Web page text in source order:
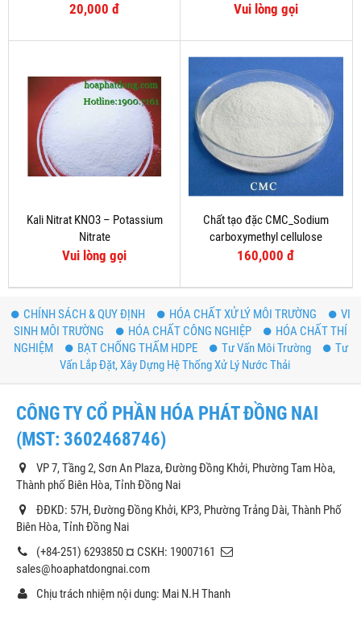
20,000 đ Vui lòng gọi
Kali Nitrat KNO3 – Potassium
Nitrate
Vui lòng gọi
Chất tạo đặc CMC_Sodium
carboxymethyl cellulose
160,000 đ
CHÍNH SÁCH & QUY ĐỊNH HÓA CHẤT XỬ LÝ MÔI TRƯỜNG
VI
SINH MÔI TRƯỜNG
HÓA CHẤT CÔNG NGHIỆP
HÓA CHẤT THÍ
NGHIỆM
BẠT CHỐNG THẤM HDPE Tư Vấn Môi Trường
Tư
Vấn Lắp Đặt, Xây Dựng Hệ Thống Xử Lý Nước Thải
CÔNG TY CỔ PHẦN HÓA PHÁT ĐỒNG NAI
(MST: 3602468746)
VP 7, Tầng 2, Sơn An Plaza, Đường Đồng Khởi, Phường Tam Hòa,
Thành phố Biên Hòa, Tỉnh Đồng Nai
ĐĐKD: 57H, Đường Đồng Khởi, KP3, Phường Trảng Dài, Thành Phố
Biên Hòa, Tỉnh Đồng Nai
(+84-251) 6293850 ¤ CSKH: 19007161
sales@hoaphatdongnai.com
Chịu trách nhiệm nội dung: Mai N.H Thanh